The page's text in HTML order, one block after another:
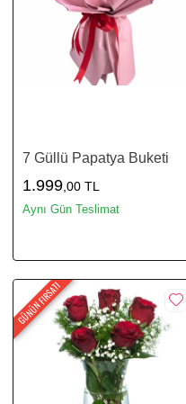
7 Güllü Papatya Buketi
1.999,00 TL
Aynı Gün Teslimat
GÜNÜN FIRSATI